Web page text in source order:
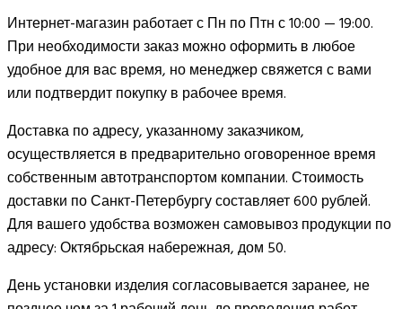
Интернет-магазин работает с Пн по Птн с 10:00 — 19:00.
При необходимости заказ можно оформить в любое
удобное для вас время, но менеджер свяжется с вами
или подтвердит покупку в рабочее время.
Доставка по адресу, указанному заказчиком,
осуществляется в предварительно оговоренное время
собственным автотранспортом компании. Стоимость
доставки по Санкт-Петербургу составляет 600 рублей.
Для вашего удобства возможен самовывоз продукции по
адресу: Октябрьская набережная, дом 50.
День установки изделия согласовывается заранее, не